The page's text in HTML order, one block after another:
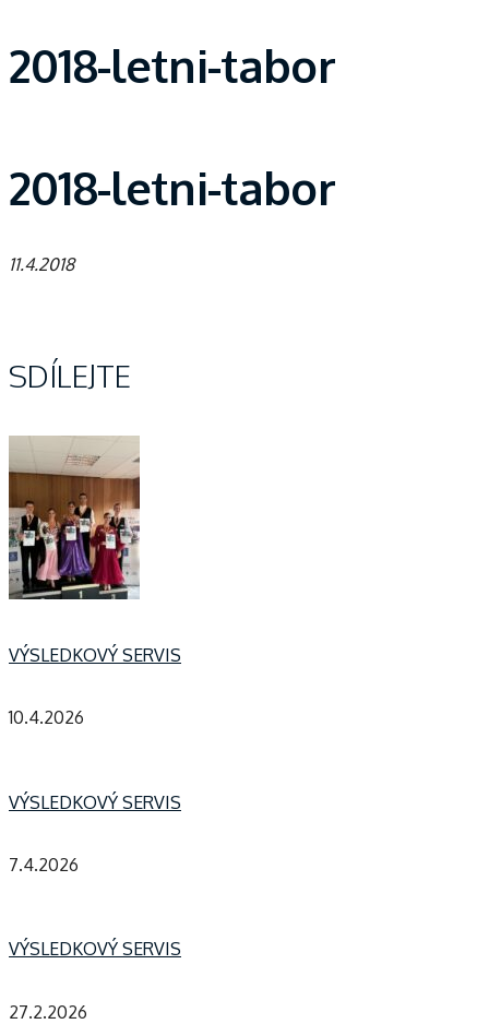
2018-letni-tabor
2018-letni-tabor
11.4.2018
SDÍLEJTE
VÝSLEDKOVÝ SERVIS
10.4.2026
VÝSLEDKOVÝ SERVIS
7.4.2026
VÝSLEDKOVÝ SERVIS
27.2.2026